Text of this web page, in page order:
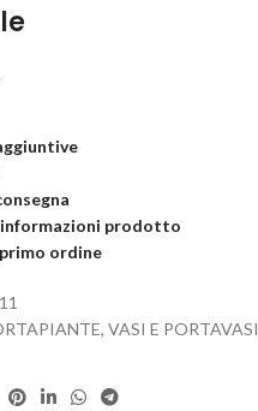
prodotto
ordine
VASI E PORTAVASI